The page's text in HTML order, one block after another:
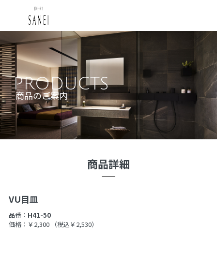
PRODUCTS
商品のご案内
商品詳細
VU目皿
品番： H41-50
価格：￥2,300
（税込￥2,530）